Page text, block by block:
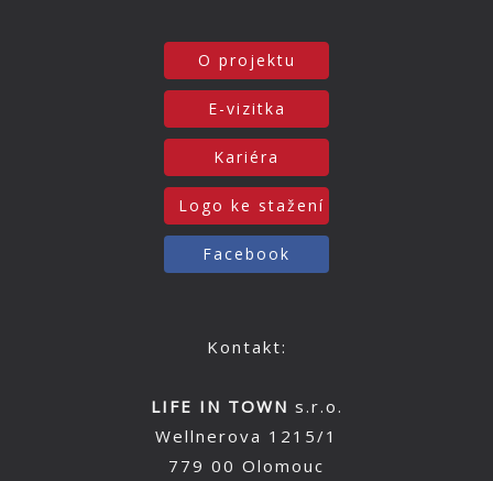
O projektu
E-vizitka
Kariéra
Logo ke stažení
Facebook
Kontakt:
LIFE IN TOWN s.r.o.
Wellnerova 1215/1
779 00 Olomouc